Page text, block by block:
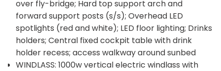
over fly-bridge; Hard top support arch and
forward support posts (s/s); Overhead LED
spotlights (red and white); LED floor lighting; Drinks
holders; Central fixed cockpit table with drink
holder recess; access walkway around sunbed
WINDLASS: 1000w vertical electric windlass with